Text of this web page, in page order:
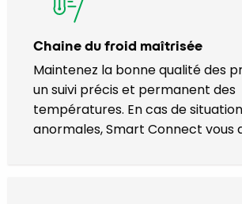
Chaine du froid maîtrisée
Maintenez la bonne qualité des
un suivi précis et permanent des
températures. En cas de
anormales, Smart Connect vous